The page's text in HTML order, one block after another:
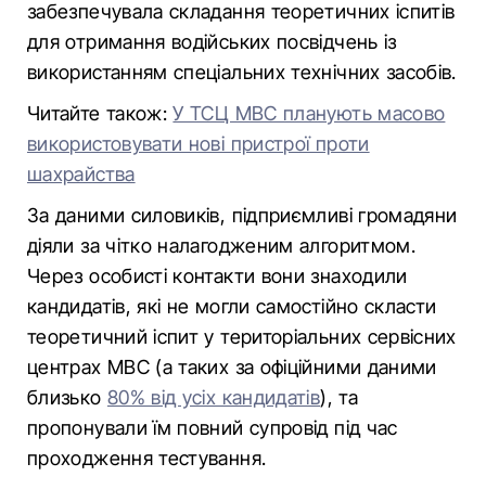
забезпечувала складання теоретичних іспитів
для отримання водійських посвідчень із
використанням спеціальних технічних засобів.
Читайте також:У ТСЦ МВС планують масово
використовувати нові пристрої проти
шахрайства
За даними силовиків, підприємливі громадяни
діяли за чітко налагодженим алгоритмом.
Через особисті контакти вони знаходили
кандидатів, які не могли самостійно скласти
теоретичний іспит у територіальних сервісних
центрах МВС (а таких за офіційними даними
близько 80% від усіх кандидатів), та
пропонували їм повний супровід під час
проходження тестування.